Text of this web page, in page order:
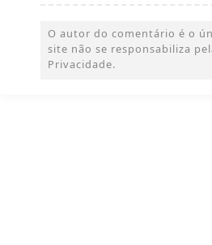
O autor do comentário é o
site não se responsabiliza
Privacidade.